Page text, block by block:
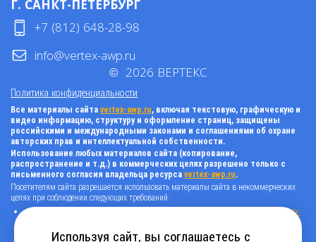
Г. САНКТ-ПЕТЕРБУРГ
+7 (812) 648-28-98
info@vertex-awp.ru
Политика конфиденциальности
© 2026 ВЕРТЕКС
Все материалы сайта vertex-awp.ru, включая текстовую, графическую и
видео информацию, структуру и оформление страниц, защищены
российскими и международными законами и соглашениями об охране
авторских прав и интеллектуальной собственности.
Использование любых материалов сайта (копирование,
распространение и т.д.) в коммерческих целях разрешено только с
письменного согласия владельца ресурса vertex-awp.ru.
Посетителям сайта разрешается использовать материалы сайта в некоммерческих
целях при соблюдении следующих требований:
поставить прямую активную гиперссылку на оригинал в виде: «источник
vertex-
системами, т.е. запрещено применять «noindex», «nofollow» и любые другие
Используя сайт, вы соглашаетесь с